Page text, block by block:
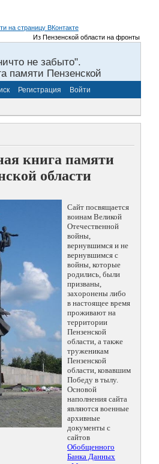
Из Пензенской области на фронты Великой
не забыто".
памяти Пензенской
Регистрация Войти
книга памяти
области
Сайт посвящается
воинам Великой
Отечественной
войны,
вернувшимся и не
вернувшимся с
войны, которые
родились, были
призваны,
захоронены либо
в настоящее время
проживают на
территории
Пензенской
области, а также
труженикам
Пензенской
области, ковавшим
Победу в тылу.
Основой
наполнения сайта
являются военные
архивные
документы с
сайтов
Обобщенного
Банка Данных